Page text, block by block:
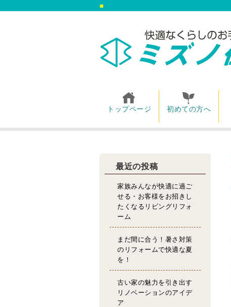
トップページ 初めての方へ
最近の投稿
家族みんなが快適に過ご
せる・お客様をお招きし
たくなるリビングリフォ
ーム
まだ間に合う！暑さ対策
のリフォームで快適な夏
を！
古い家の魅力を引き出す
リノベーションのアイデ
ア